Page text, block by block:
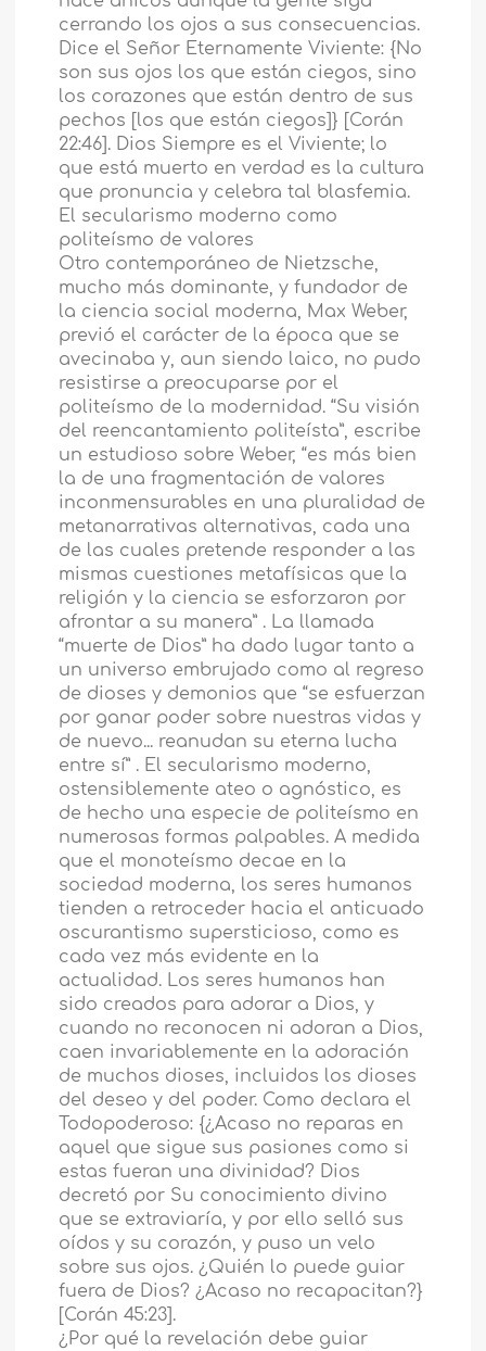
cerrando los ojos a sus consecuencias.
Dice el Señor Eternamente Viviente: {No
son sus ojos los que están ciegos, sino
los corazones que están dentro de sus
pechos [los que están ciegos]} [Corán
22:46]. Dios Siempre es el Viviente; lo
que está muerto en verdad es la cultura
que pronuncia y celebra tal blasfemia.
El secularismo moderno como
politeísmo de valores
Otro contemporáneo de Nietzsche,
mucho más dominante, y fundador de
la ciencia social moderna, Max Weber,
previó el carácter de la época que se
avecinaba y, aun siendo laico, no pudo
resistirse a preocuparse por el
politeísmo de la modernidad. “Su visión
del reencantamiento politeísta”, escribe
un estudioso sobre Weber, “es más bien
la de una fragmentación de valores
inconmensurables en una pluralidad de
metanarrativas alternativas, cada una
de las cuales pretende responder a las
mismas cuestiones metafísicas que la
religión y la ciencia se esforzaron por
afrontar a su manera” . La llamada
“muerte de Dios” ha dado lugar tanto a
un universo embrujado como al regreso
de dioses y demonios que “se esfuerzan
por ganar poder sobre nuestras vidas y
de nuevo... reanudan su eterna lucha
entre sí” . El secularismo moderno,
ostensiblemente ateo o agnóstico, es
de hecho una especie de politeísmo en
numerosas formas palpables. A medida
que el monoteísmo decae en la
sociedad moderna, los seres humanos
tienden a retroceder hacia el anticuado
oscurantismo supersticioso, como es
cada vez más evidente en la
actualidad. Los seres humanos han
sido creados para adorar a Dios, y
cuando no reconocen ni adoran a Dios,
caen invariablemente en la adoración
de muchos dioses, incluidos los dioses
del deseo y del poder. Como declara el
Todopoderoso: {¿Acaso no reparas en
aquel que sigue sus pasiones como si
estas fueran una divinidad? Dios
decretó por Su conocimiento divino
que se extraviaría, y por ello selló sus
oídos y su corazón, y puso un velo
sobre sus ojos. ¿Quién lo puede guiar
fuera de Dios? ¿Acaso no recapacitan?}
[Corán 45:23].
¿Por qué la revelación debe guiar